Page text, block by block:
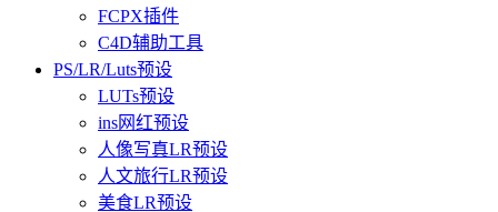
FCPX插件
C4D辅助工具
PS/LR/Luts预设
LUTs预设
ins网红预设
人像写真LR预设
人文旅行LR预设
美食LR预设